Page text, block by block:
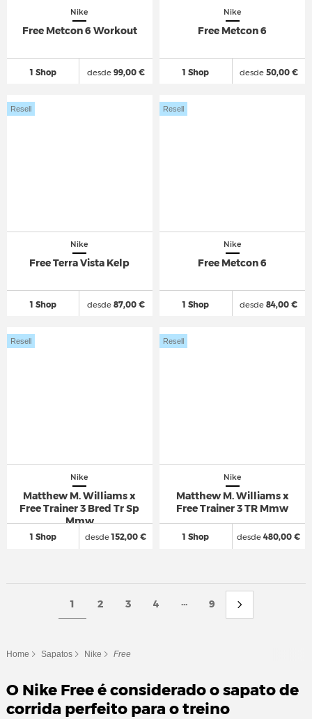
Nike
Free Metcon 6 Workout
1 Shop desde99,00 €
Nike
Free Metcon 6
1 Shop desde50,00 €
Nike
Free Terra Vista Kelp
1 Shop
Resell
desde87,00 €
Nike
Free Metcon 6
1 Shop
Resell
desde 84,00 €
Nike
Matthew M. Williams x
Free Trainer 3 Bred Tr Sp
Mmw
1 Shop
Resell
desde152,00 €
Nike
Matthew M. Williams x
Free Trainer 3 TR Mmw
1 Shop
Resell
desde 480,00 €
1 2 3 4 ... 9
Home Sapatos Nike Free
O Nike Free é considerado o sapato de
corrida perfeito para o treino